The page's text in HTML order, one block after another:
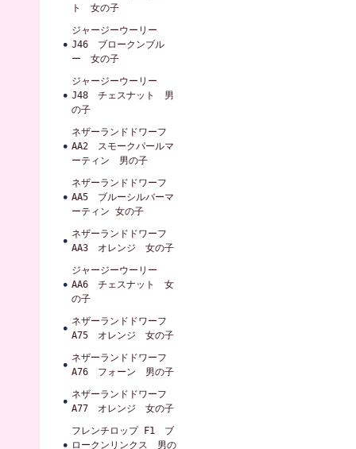
ト 女の子
ジャージーウーリー
J46 ブロークンブル
ー 女の子
ジャージーウーリー
J48 チェスナット 男
の子
ネザーランドドワーフ
AA2 スモークパールマ
ーティン 男の子
ネザーランドドワーフ
AA5 ブルーシルバーマ
ーティン 女の子
ネザーランドドワーフ
AA3 オレンジ 女の子
ジャージーウーリー
AA6 チェスナット 女
の子
ネザーランドドワーフ
A75 オレンジ 女の子
ネザーランドドワーフ
A76 フォーン 男の子
ネザーランドドワーフ
A77 オレンジ 女の子
フレンチロップ F1 ブ
ロークンリンクス 男の